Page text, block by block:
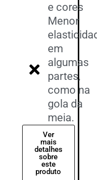
e cores
Menor
em
algumas
partes,
como na
gola da
meia.
Ver
mais
detalhes
sobre
este
produto